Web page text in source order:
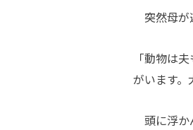
突然母が
「動物は
がいます
頭に浮か